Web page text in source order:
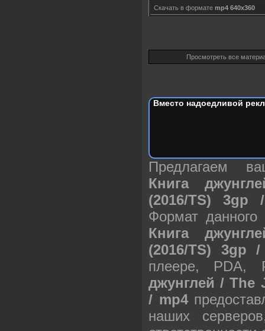
Скачать в формате mp4 640x360
Просмотреть все
Вместо надоедливой
Предлагаем
Книга
(2016/TS) 3gp
Формат
Книга
(2016/TS) 3gp
плеере,
джунглей / The
/ mp4
наших